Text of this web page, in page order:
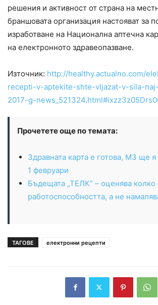
решения и активност от страна на
браншовата организация настояват за
изработване на Национална аптечна
на електронното здравеопазване.
Източник: http://healthy.actualno.com/
recepti-v-aptekite-shte-vljazat-v-sila-
2017-g-
Прочетете още по темата:
Здравната карта е готова, МЗ ще я
1 февруари
Бъдещата „ТЕЛК” – оценява колко
работоспособността, а не
ТАГОВЕ електронни рецепти